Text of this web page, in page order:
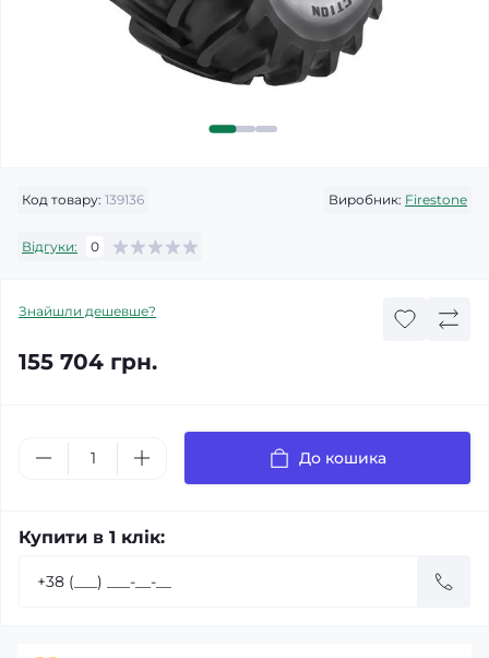
Код товару: 139136 Виробник: Firestone
Відгуки: 0
Знайшли дешевше?
155 704 грн.
До кошика
Купити в 1 клік: